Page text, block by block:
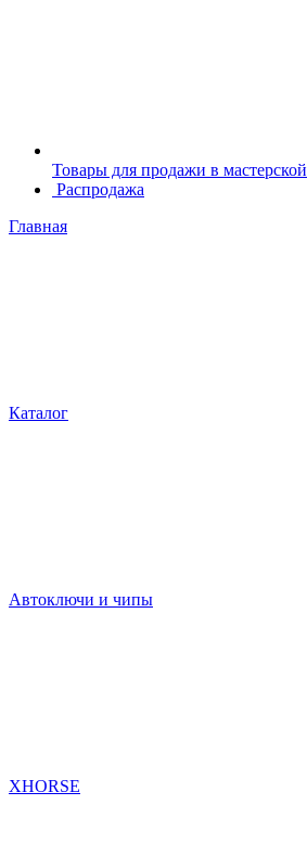
Товары для продажи в мастерской
Распродажа
Главная
Каталог
Автоключи и чипы
XHORSE